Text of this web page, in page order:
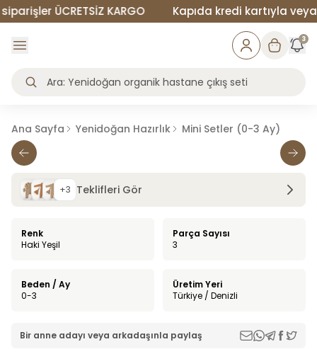
ÜCRETSİZ KARGO Kapıda kredi kartıyla veya
3
Ana Sayfa Yenidoğan Hazırlık Mini Setler (0-3 Ay)
+3 Teklifleri Gör
Renk
Haki Yeşil
Parça Sayısı
3
Beden / Ay
0-3
Üretim Yeri
Türkiye / Denizli
Bir anne adayı veya arkadaşınla paylaş